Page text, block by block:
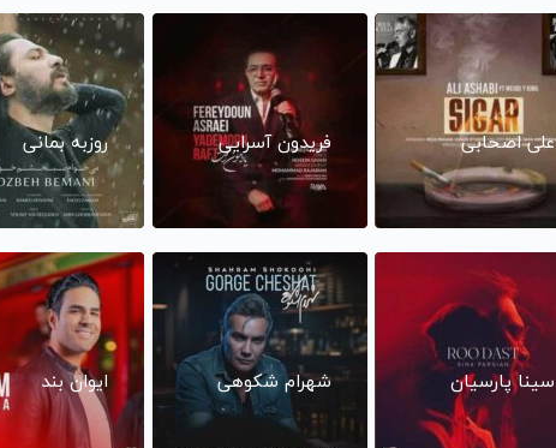
علی اصحابی فریدون آسرایی روزبه بمانی
سینا پارسیان شهرام شکوهی ایوان بند